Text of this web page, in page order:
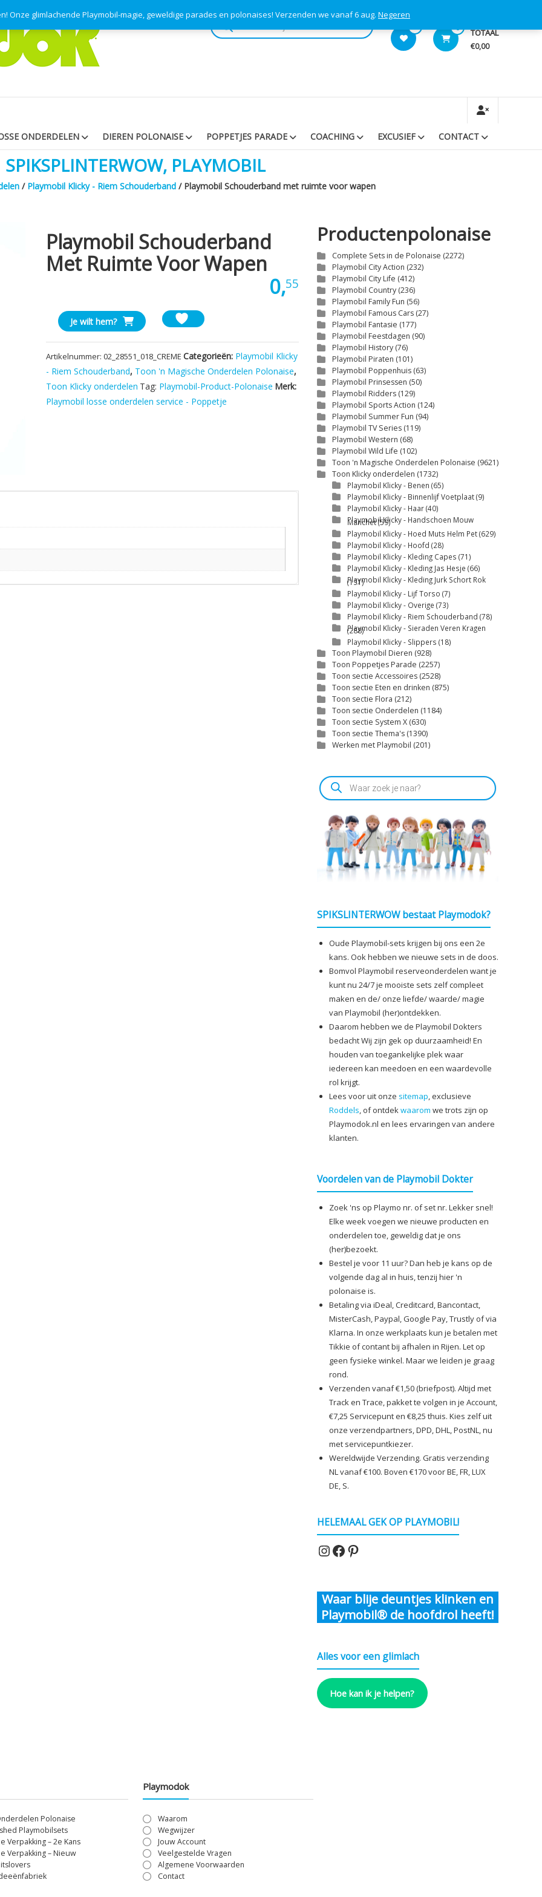
Onze glimlachende Playmobil-magie, geweldige parades en polonaises! Verzenden we vanaf 6 aug. Negeren
0 TOTAAL
€0,00
Producten
ONDERDELEN DIEREN POLONAISE POPPETJES PARADE COACHING EXCUSIEF CONTACT
SPIKSPLINTERWOW, PLAYMOBIL
/ Playmobil Klicky - Riem Schouderband / Playmobil Schouderband met ruimte voor wapen
Playmobil Schouderband
Met Ruimte Voor Wapen
0,55
Playmobil
Schouderband
met
ruimte
voor
wapen
aantal
Je wilt hem?
Artikelnummer:02_28551_018_CREME Categorieën: Playmobil Klicky
- Riem Schouderband, Toon 'n Magische Onderdelen Polonaise,
Toon Klicky onderdelen Tag: Playmobil-Product-Polonaise Merk:
Playmobil losse onderdelen service - Poppetje
Productenpolonaise
Complete Sets in de Polonaise (2272)
Playmobil City Action (232)
Playmobil City Life (412)
Playmobil Country (236)
Playmobil Family Fun (56)
Playmobil Famous Cars (27)
Playmobil Fantasie (177)
Playmobil Feestdagen (90)
Playmobil History (76)
Playmobil Piraten (101)
Playmobil Poppenhuis (63)
Playmobil Prinsessen (50)
Playmobil Ridders (129)
Playmobil Sports Action (124)
Playmobil Summer Fun (94)
Playmobil TV Series (119)
Playmobil Western (68)
Playmobil Wild Life (102)
Toon 'n Magische Onderdelen Polonaise (9621)
Toon Klicky onderdelen (1732)
Playmobil Klicky - Benen (65)
Playmobil Klicky - Binnenlijf Voetplaat(9)
Playmobil Klicky - Haar(40)
Playmobil Klicky - Handschoen Mouw
Manchet(59)
Playmobil Klicky - Hoed Muts Helm Pet(629)
Playmobil Klicky - Hoofd (28)
Playmobil Klicky - Kleding Capes (71)
Playmobil Klicky - Kleding Jas Hesje (66)
Playmobil Klicky - Kleding Jurk Schort Rok
(131)
Playmobil Klicky - Lijf Torso (7)
Playmobil Klicky - Overige (73)
Playmobil Klicky - Riem Schouderband (78)
Playmobil Klicky - Sieraden Veren Kragen
(288)
Playmobil Klicky - Slippers (18)
Toon Playmobil Dieren (928)
Toon Poppetjes Parade (2257)
Toon sectie Accessoires (2528)
Toon sectie Eten en drinken (875)
Toon sectie Flora (212)
Toon sectie Onderdelen (1184)
Toon sectie System X (630)
Toon sectie Thema's (1390)
Werken met Playmobil (201)
Producten
zoeken
SPIKSLINTERWOW bestaat Playmodok?
Oude Playmobil-sets krijgen bij ons een 2e
kans. Ook hebben we nieuwe sets in de doos.
Bomvol Playmobil reserveonderdelen want je
kunt nu 24/7 je mooiste sets zelf compleet
maken en de/ onze liefde/ waarde/ magie
van Playmobil (her)ontdekken.
Daarom hebben we de Playmobil Dokters
bedacht Wij zijn gek op duurzaamheid! En
houden van toegankelijke plek waar
iedereen kan meedoen en een waardevolle
rol krijgt.
Lees voor uit onze sitemap, exclusieve
Roddels, of ontdekwaarom we trots zijn op
Playmodok.nl en lees ervaringen van andere
klanten.
Voordelen van de Playmobil Dokter
Zoek 'ns op Playmo nr. of set nr. Lekker snel!
Elke week voegen we nieuwe producten en
onderdelen toe, geweldig dat je ons
(her)bezoekt.
Bestel je voor 11 uur? Dan heb je kans op de
volgende dag al in huis, tenzij hier 'n
polonaise is.
Betaling via iDeal, Creditcard, Bancontact,
MisterCash, Paypal, Google Pay, Trustly of via
Klarna. In onze werkplaats kun je betalen met
Tikkie of contant bij afhalen in Rijen. Let op
geen fysieke winkel. Maar we leiden je graag
rond.
Verzenden vanaf €1,50 (briefpost). Altijd met
Track en Trace, pakket te volgen in je Account,
€7,25 Servicepunt en €8,25 thuis. Kies zelf uit
onze verzendpartners, DPD, DHL, PostNL, nu
met servicepuntkiezer.
Wereldwijde Verzending. Gratis verzending
NL vanaf €100. Boven €170 voor BE, FR, LUX
DE, S.
HELEMAAL GEK OP PLAYMOBIL!
Instagram
Facebook
Pinterest
Waar blije deuntjes klinken en
Playmobil® de hoofdrol heeft!
Alles voor een glimlach
Hoe kan ik je helpen?
Polonaise
Playmobilsets
Verpakking – 2e Kans
Verpakking – Nieuw
Playmodok
Waarom
Wegwijzer
Jouw Account
Veelgestelde Vragen
Algemene Voorwaarden
Contact